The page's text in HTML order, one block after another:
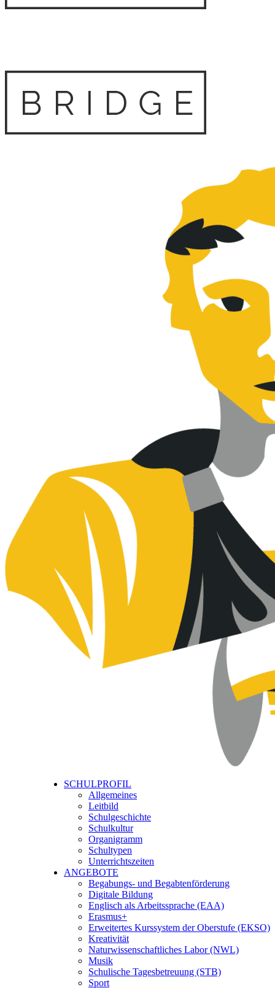
SCHULPROFIL
Allgemeines
Leitbild
Schulgeschichte
Schulkultur
Organigramm
Schultypen
Unterrichtszeiten
ANGEBOTE
Begabungs- und Begabtenförderung
Digitale Bildung
Englisch als Arbeitssprache (EAA)
Erasmus+
Erweitertes Kurssystem der Oberstufe (EKSO)
Kreativität
Naturwissenschaftliches Labor (NWL)
Musik
Schulische Tagesbetreuung (STB)
Sport